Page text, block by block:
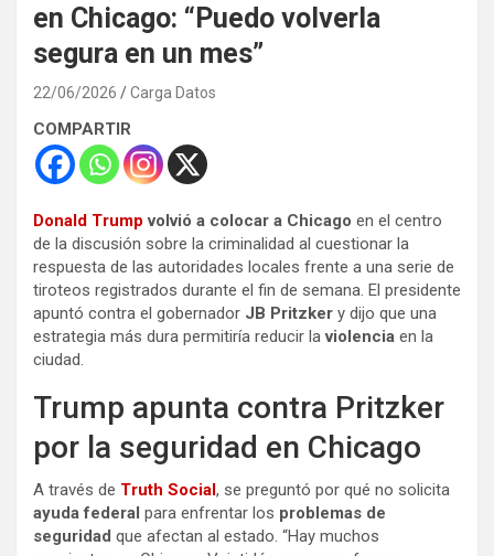
en Chicago: “Puedo volverla
segura en un mes”
22/06/2026 Carga Datos
COMPARTIR
Donald Trump volvió a colocar a Chicago en el centro
de la discusión sobre la criminalidad al cuestionar la
respuesta de las autoridades locales frente a una serie de
tiroteos registrados durante el fin de semana. El presidente
apuntó contra el gobernador JB Pritzker y dijo que una
estrategia más dura permitiría reducir laviolencia en la
ciudad.
Trump apunta contra Pritzker
por la seguridad en Chicago
A través de Truth Social, se preguntó por qué no solicita
ayuda federal para enfrentar los problemas de
seguridad que afectan al estado. “Hay muchos